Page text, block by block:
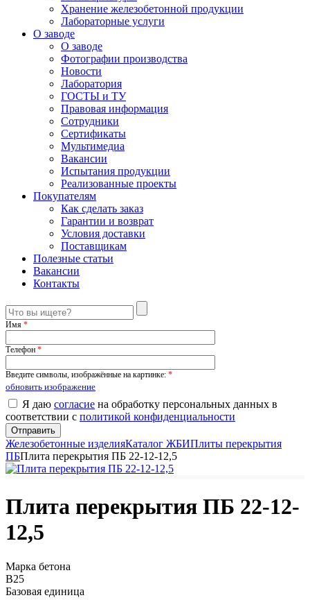
Хранение железобетонной продукции
Лабораторные услуги
О заводе
О заводе
Фотографии производства
Новости
Лаборатория
ГОСТЫ и ТУ
Правовая информация
Сотрудники
Сертификаты
Мультимедиа
Вакансии
Испытания продукции
Реализованные проекты
Покупателям
Как сделать заказ
Гарантии и возврат
Условия доставки
Поставщикам
Полезные статьи
Вакансии
Контакты
Имя *
Телефон *
Введите символы, изображённые на картинке: *
обновить изображение
Я даю согласие на обработку персональных данных в
соответствии с политикой конфиденциальности
Железобетонные изделияКаталог ЖБИПлиты перекрытия
ПБПлита перекрытия ПБ 22-12-12,5
Плита перекрытия ПБ 22-12-
12,5
Марка бетона
B25
Базовая единица